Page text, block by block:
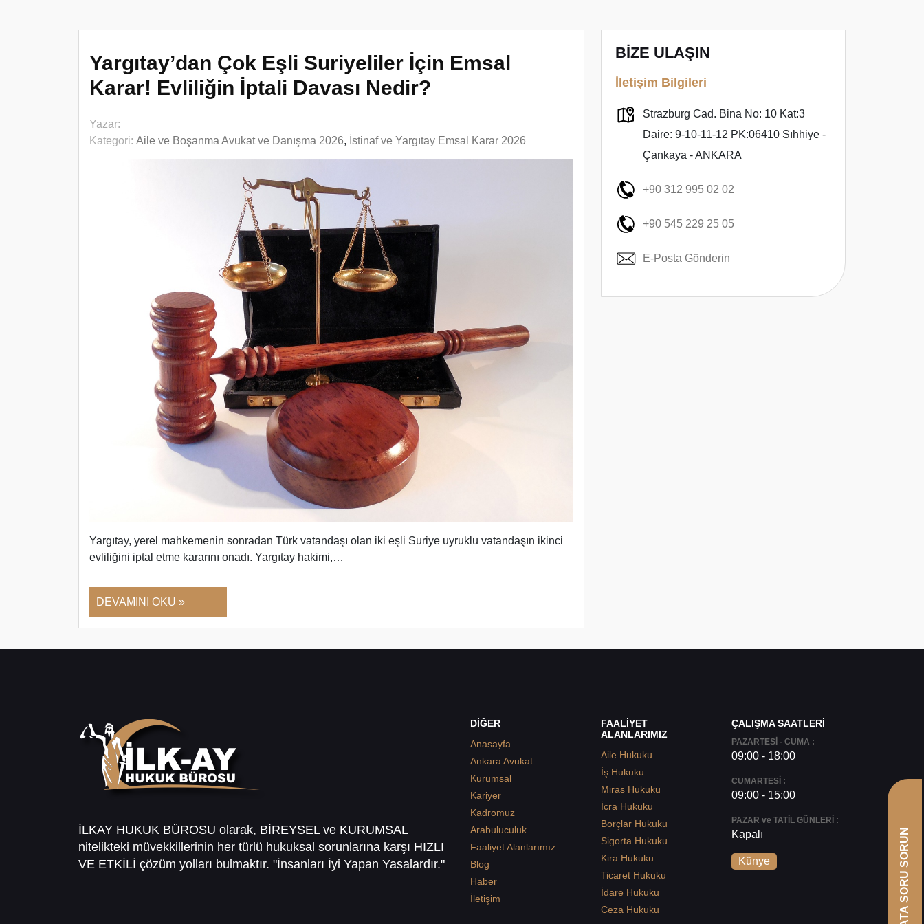
Yargıtay’dan Çok Eşli Suriyeliler İçin Emsal
Karar! Evliliğin İptali Davası Nedir?
Yazar:
Kategori: Aile ve Boşanma Avukat ve Danışma 2026, İstinaf ve Yargıtay Emsal Karar 2026
Yargıtay, yerel mahkemenin sonradan Türk vatandaşı olan iki eşli Suriye uyruklu vatandaşın ikinci
evliliğini iptal etme kararını onadı. Yargıtay hakimi,…
DEVAMINI OKU »
BİZE ULAŞIN
İletişim Bilgileri
Strazburg Cad. Bina No: 10 Kat:3
Daire: 9-10-11-12 PK:06410 Sıhhiye -
Çankaya - ANKARA
+90 312 995 02 02
+90 545 229 25 05
E-Posta Gönderin
İLKAY HUKUK BÜROSU olarak, BİREYSEL ve KURUMSAL
nitelikteki müvekkillerinin her türlü hukuksal sorunlarına karşı HIZLI
VE ETKİLİ çözüm yolları bulmaktır. "İnsanları İyi Yapan Yasalardır."
DİĞER
Anasayfa
Ankara Avukat
Kurumsal
Kariyer
Kadromuz
Arabuluculuk
Faaliyet Alanlarımız
Blog
Haber
İletişim
FAALİYET
ALANLARIMIZ
Aile Hukuku
İş Hukuku
Miras Hukuku
İcra Hukuku
Borçlar Hukuku
Sigorta Hukuku
Kira Hukuku
Ticaret Hukuku
İdare Hukuku
Ceza Hukuku
ÇALIŞMA SAATLERİ
PAZARTESİ - CUMA :
09:00 - 18:00
CUMARTESİ :
09:00 - 15:00
PAZAR ve TATİL GÜNLERİ :
Kapalı
Künye AVUKATA SORU SORUN